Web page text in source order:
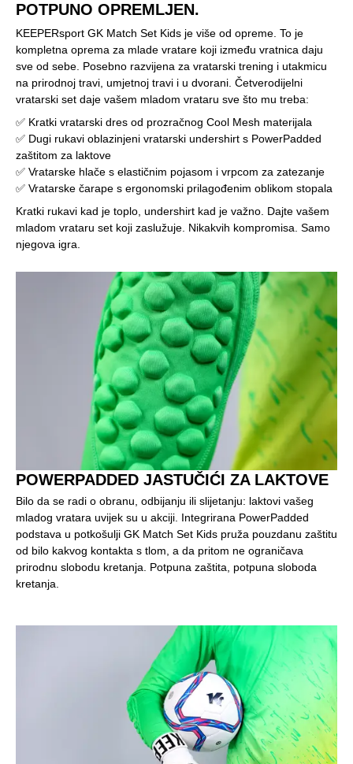
POTPUNO OPREMLJEN.
KEEPERsport GK Match Set Kids je više od opreme. To je
kompletna oprema za mlade vratare koji između vratnica daju
sve od sebe. Posebno razvijena za vratarski trening i utakmicu
na prirodnoj travi, umjetnoj travi i u dvorani. Četverodijelni
vratarski set daje vašem mladom vrataru sve što mu treba:
✅ Kratki vratarski dres od prozračnog Cool Mesh materijala
✅ Dugi rukavi oblazinjeni vratarski undershirt s PowerPadded
zaštitom za laktove
✅ Vratarske hlače s elastičnim pojasom i vrpcom za zatezanje
✅ Vratarske čarape s ergonomski prilagođenim oblikom stopala
Kratki rukavi kad je toplo, undershirt kad je važno. Dajte vašem
mladom vrataru set koji zaslužuje. Nikakvih kompromisa. Samo
njegova igra.
POWERPADDED JASTUČIĆI ZA LAKTOVE
Bilo da se radi o obranu, odbijanju ili slijetanju: laktovi vašeg
mladog vratara uvijek su u akciji. Integrirana PowerPadded
podstava u potkošulji GK Match Set Kids pruža pouzdanu zaštitu
od bilo kakvog kontakta s tlom, a da pritom ne ograničava
prirodnu slobodu kretanja. Potpuna zaštita, potpuna sloboda
kretanja.